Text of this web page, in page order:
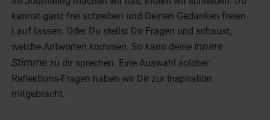
kannst ganz frei schreiben und Deinen Gedanken freien
Lauf lassen. Oder Du stellst Dir Fragen und schaust,
welche Antworten kommen. So kann deineinnere
Stimme zu dir sprechen. Eine Auswahl solcher
Reflektions-Fragen haben wir Dir zur Inspiration
mitgebracht.